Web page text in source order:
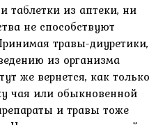
таблетки из аптеки, ни
не способствуют
травы-диуретики,
из организма
же вернется, как только
чая или обыкновенной
и травы тоже